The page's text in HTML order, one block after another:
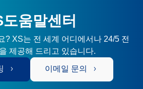
도움말센터
? XS는 전 세계 어디에서나 24/5 전
제공해 드리고 있습니다.
이메일 문의